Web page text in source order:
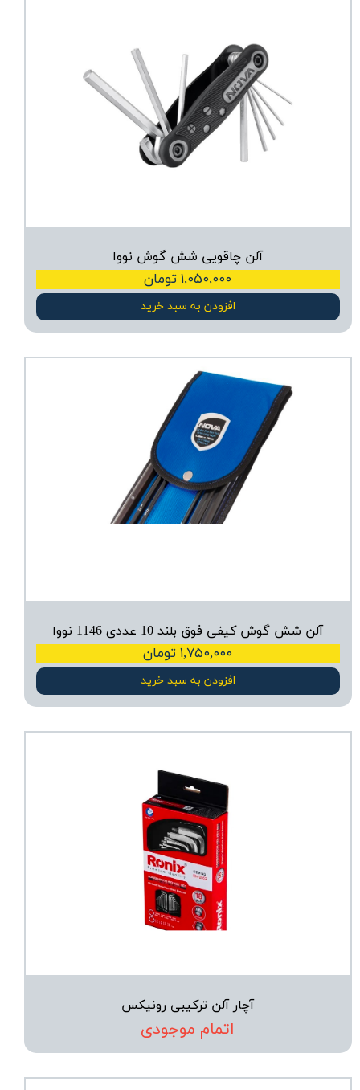
آلن چاقویی شش گوش نووا
۱,۰۵۰,۰۰۰ تومان
افزودن به سبد خرید
آلن شش گوش کیفی فوق بلند 10 عددی 1146 نووا
۱,۷۵۰,۰۰۰ تومان
افزودن به سبد خرید
آچار آلن ترکیبی رونیکس
اتمام موجودی